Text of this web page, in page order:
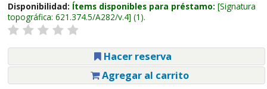
Disponibilidad: Ítems disponibles para préstamo: Signatura
topográfica: 621.374.5/A282/v.4 (1).
Hacer reserva
Agregar al carrito